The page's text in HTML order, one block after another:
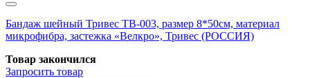
Бандаж шейный Тривес ТВ-003, размер 8*50см, материал
микрофибра, застежка «Велкро», Тривес (РОССИЯ)
Товар закончился
Запросить товар